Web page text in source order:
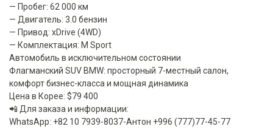
— Пробег: 62 000 км
— Двигатель: 3.0 бензин
— Привод: xDrive (4WD)
— Комплектация: M Sport
Автомобиль в исключительном состоянии
Флагманский SUV BMW: просторный 7-местный салон,
комфорт бизнес-класса и мощная динамика
Цена в Корее: $79 400
📲 Для заказа и информации:
WhatsApp: +82 10 7939-8037-Антон +996 (777)77-45-77